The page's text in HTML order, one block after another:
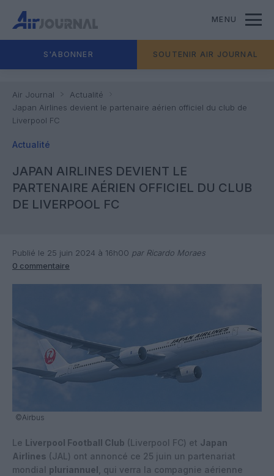
MENU
S'ABONNER SOUTENIR AIR JOURNAL
Air Journal
Actualité
Japan Airlines devient le partenaire aérien officiel du club de
Liverpool FC
Actualité
JAPAN AIRLINES DEVIENT LE
PARTENAIRE AÉRIEN OFFICIEL DU CLUB
DE LIVERPOOL FC
Publié le 25 juin 2024 à 16h00 par Ricardo Moraes
0 commentaire
©Airbus
Le Liverpool Football Club (Liverpool FC) et Japan
Airlines (JAL) ont annoncé ce 25 juin un partenariat
mondial pluriannuel , qui verra la compagnie aérienne